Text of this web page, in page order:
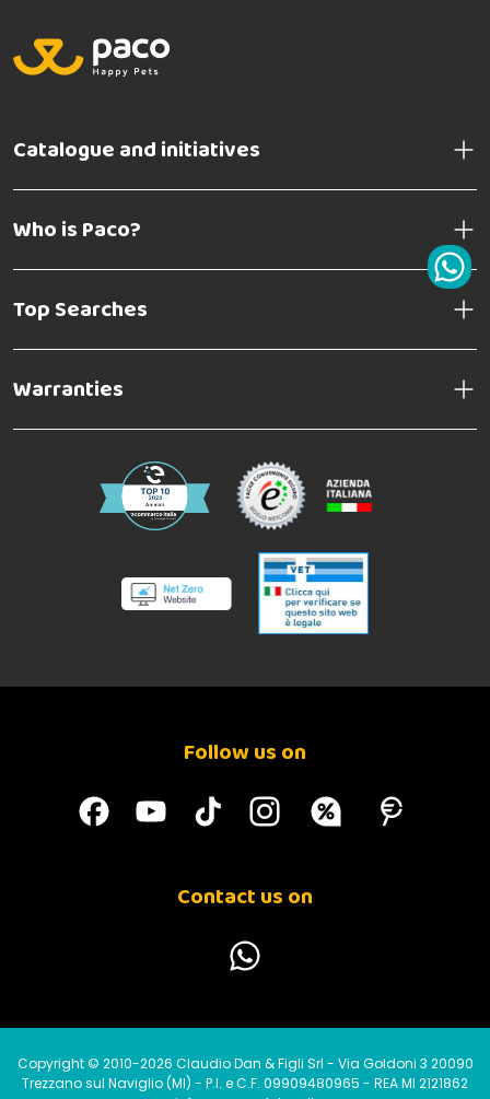
Catalogue and initiatives
Who is Paco?
Top Searches
Warranties
Follow us on
Contact us on
Copyright © 2010-2026 Claudio Dan & Figli Srl - Via Goldoni 3 20090
Trezzano sul Naviglio (MI) - P.I. e C.F. 09909480965 - REA MI 2121862